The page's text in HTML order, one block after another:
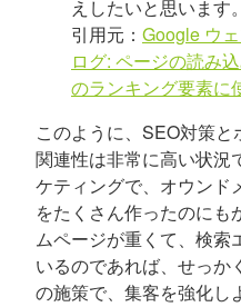
えしたいと思います。
引用元： Google ウ
ログ: ページの読み
のランキング要素に
このように、SEO対策
関連性は非常に高い状況
ケティングで、オウンド
をたくさん作ったのにも
ムページが重くて、検索
いるのであれば、せっか
の施策で、集客を強化し